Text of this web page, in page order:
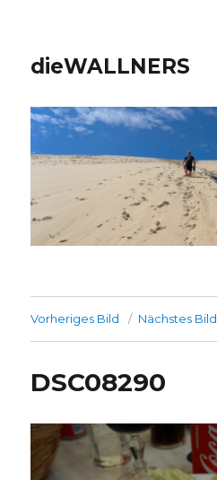
dieWALLNERS
Vorheriges Bild Nächstes Bild
DSC08290